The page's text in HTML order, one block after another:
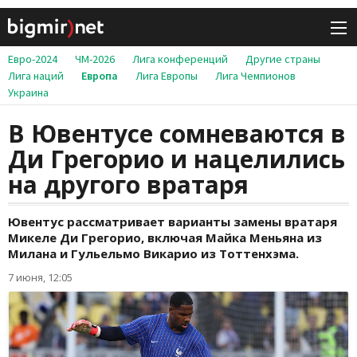
Евро-2024 ЧМ-2026 Лига конференций
Другие страны
Лига наций
Европа Лига Европы
Лига Чемпионов
Украина
В Ювентусе сомневаются в
Ди Грегорио и нацелились
на другого вратаря
Ювентус рассматривает варианты замены вратаря
Микеле Ди Грегорио, включая Майка Меньяна из
Милана и Гульельмо Викарио из Тоттенхэма.
7 июня, 12:05